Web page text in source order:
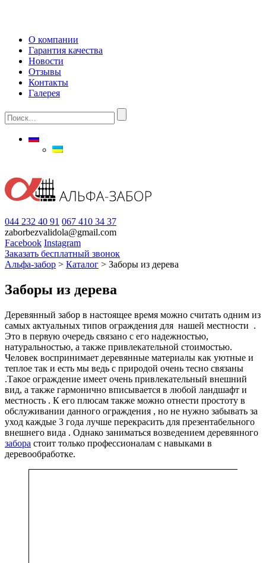
О компании
Гарантия качества
Новости
Отзывы
Контакты
Галерея
044 232 40 91 067 410 34 37
zaborbezvalidola@gmail.com
Facebook Instagram
Заказать бесплатный звонок
Альфа-забор > Каталог > Заборы из дерева
Заборы из дерева
Деревянный забор в настоящее время можно считать одним из
самых актуальных типов ограждения для нашей местности .
Это в первую очередь связано с его надежностью,
натуральностью, а также привлекательной стоимостью.
Человек воспринимает деревянные материалы как уютные и
теплое так и есть мы ведь с природой очень тесно связаны
.Такое ограждение имеет очень привлекательный внешний
вид, а также гармонично вписывается в любой ландшафт и
местность . К его плюсам также можно отнести простоту в
обслуживании данного ограждения , но не нужно забывать за
уход каждые 3 года лучше перекрасить для презентабельного
внешнего вида . Однако заниматься возведением деревянного
забора стоит только профессионалам с навыками в
деревообработке.